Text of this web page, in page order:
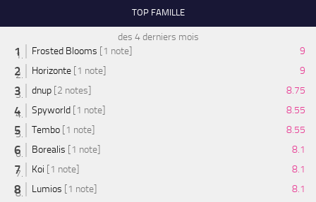
TOP FAMILLE
des 4 derniers mois
Frosted Blooms [1 note]
9
Horizonte [1 note]
9
dnup [2 notes]
8.75
Spyworld [1 note]
8.55
Tembo [1 note]
8.55
Borealis [1 note]
8.1
Koi [1 note]
8.1
Lumios [1 note]
8.1